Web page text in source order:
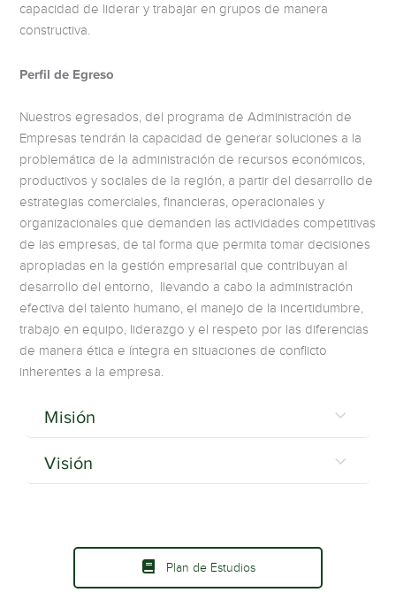
capacidad de liderar y trabajar en grupos de manera
constructiva.
Perfil de Egreso
Nuestros egresados, del programa de Administración de
Empresas tendrán la capacidad de generar soluciones a la
problemática de la administración de recursos económicos,
productivos y sociales de la región, a partir del desarrollo de
estrategias comerciales, financieras, operacionales y
organizacionales que demanden las actividades competitivas
de las empresas, de tal forma que permita tomar decisiones
apropiadas en la gestión empresarial que contribuyan al
desarrollo del entorno, llevando a cabo la administración
efectiva del talento humano, el manejo de la incertidumbre,
trabajo en equipo, liderazgo y el respeto por las diferencias
de manera ética e íntegra en situaciones de conflicto
inherentes a la empresa.
Misión
Visión
Plan de Estudios